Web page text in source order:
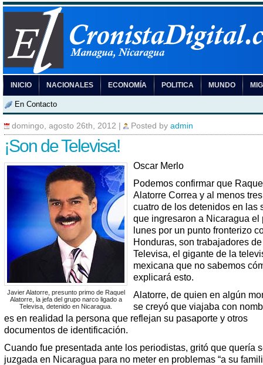
INICIO NACIONALES ECONOMÍA POLITICA MUNDO
En Contacto
domingo, agosto 26th, 2012 Posted by admin
¡Son de Televisa!
Javier Alatorre, presunto primo de Raquel
Alatorre, la jefa del grupo narco ligado a
Televisa, detenido en Nicaragua.
Oscar Merlo
Podemos confirmar que
Alatorre Correa y al menos
cuatro de los detenidos en las
que ingresaron a Nicaragua el
lunes por un punto fronterizo
Honduras, son trabajadores de
Televisa, el gigante de la
mexicana que no sabemos
explicará esto.
Alatorre, de quien en algún
se creyó que viajaba con
es en realidad la persona que reflejan su pasaporte y otros
documentos de identificación.
Cuando fue presentada ante los periodistas, gritó que quería
juzgada en Nicaragua para no meter en problemas “a su